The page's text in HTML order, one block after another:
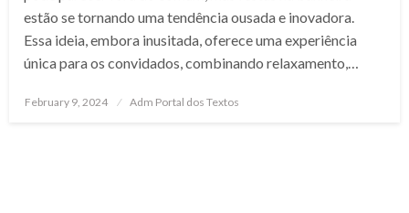
estão se tornando uma tendência ousada e inovadora.
Essa ideia, embora inusitada, oferece uma experiência
única para os convidados, combinando relaxamento,…
Posted
February 9, 2024 Adm Portal dos Textos